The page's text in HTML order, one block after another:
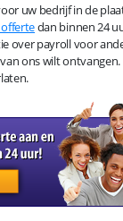
uw bedrijf in de
dan binnen 24
over payroll voor
ons wilt